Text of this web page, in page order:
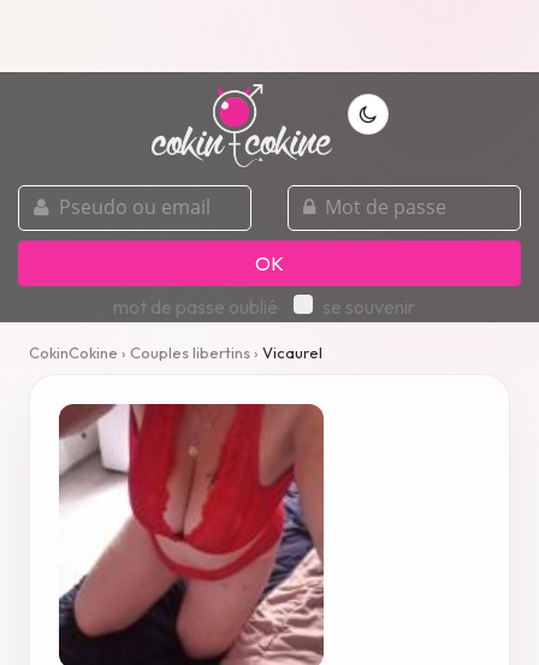
pseudo
ou
email
mot
de
passe
OK
mot de passe oublié
se souvenir
CokinCokine › Couples libertins› Vicaurel